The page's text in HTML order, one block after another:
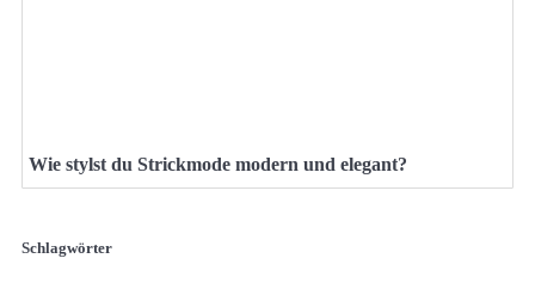
Wie stylst du Strickmode modern und elegant?
Schlagwörter